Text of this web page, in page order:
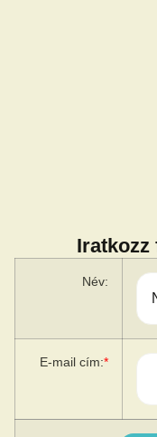
Iratkozz
Név:
E-mail cím:*